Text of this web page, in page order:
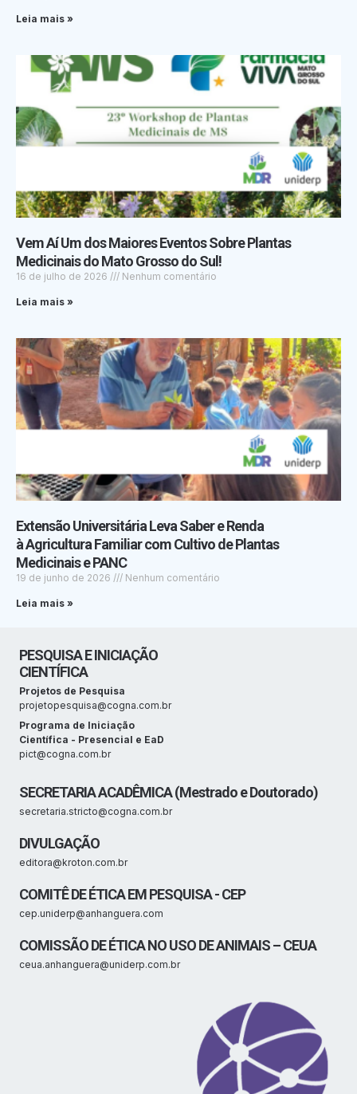
Leia mais »
Vem Aí Um dos Maiores Eventos Sobre Plantas
Medicinais do Mato Grosso do Sul!
16 de julho de 2026 Nenhum comentário
Leia mais »
Extensão Universitária Leva Saber e Renda
à Agricultura Familiar com Cultivo de Plantas
Medicinais e PANC
19 de junho de 2026 Nenhum comentário
Leia mais »
PESQUISA E INICIAÇÃO
CIENTÍFICA
Projetos de Pesquisa
projetopesquisa@cogna.com.br
Programa de Iniciação
Científica - Presencial e EaD
pict@cogna.com.br
SECRETARIA ACADÊMICA (Mestrado e Doutorado)
secretaria.stricto@cogna.com.br
DIVULGAÇÃO
editora@kroton.com.br
COMITÊ DE ÉTICA EM PESQUISA - CEP
cep.uniderp@anhanguera.com
COMISSÃO DE ÉTICA NO USO DE ANIMAIS – CEUA
ceua.anhanguera@uniderp.com.br